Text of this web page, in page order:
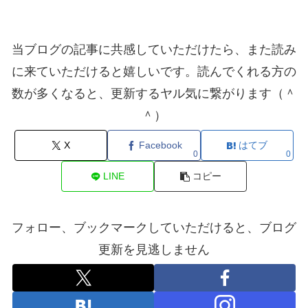
当ブログの記事に共感していただけたら、また読み
に来ていただけると嬉しいです。読んでくれる方の
数が多くなると、更新するヤル気に繋がります（＾
＾）
X Facebook
0
はてブ
0
LINE コピー
フォロー、ブックマークしていただけると、ブログ
更新を見逃しません